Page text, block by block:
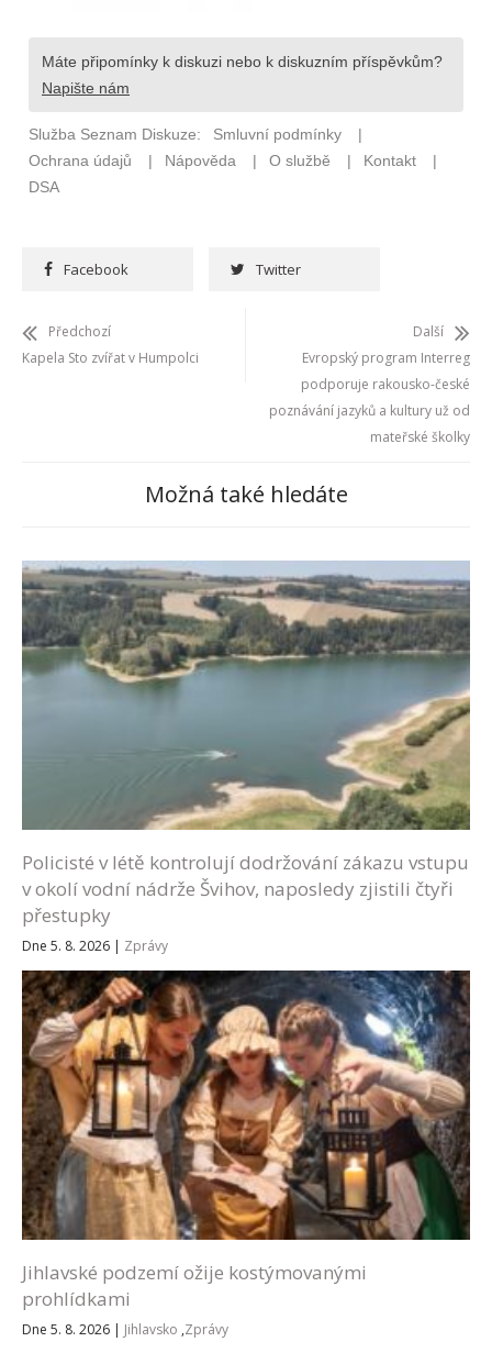
Facebook Twitter
Předchozí
Kapela Sto zvířat v Humpolci
Další
Evropský program Interreg
podporuje rakousko-české
poznávání jazyků a kultury už od
mateřské školky
Možná také hledáte
Policisté v létě kontrolují dodržování zákazu vstupu
v okolí vodní nádrže Švihov, naposledy zjistili čtyři
přestupky
Dne 5. 8. 2026 | Zprávy
Jihlavské podzemí ožije kostýmovanými
prohlídkami
Dne 5. 8. 2026 | Jihlavsko ,Zprávy